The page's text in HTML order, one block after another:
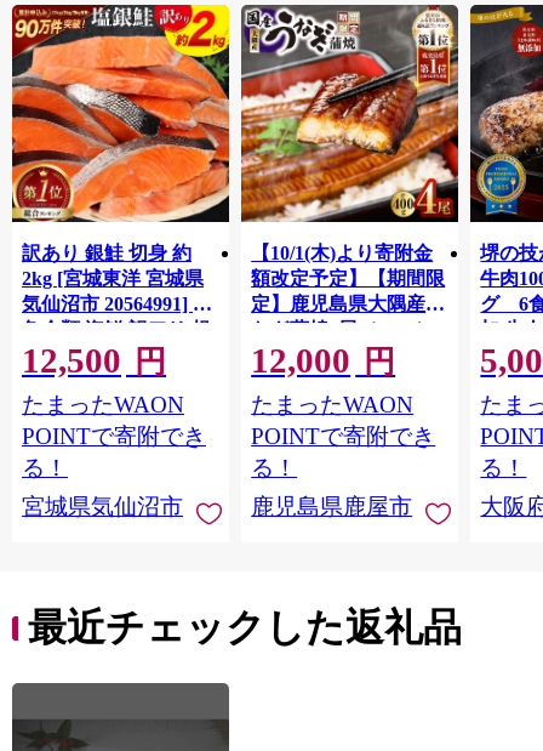
訳あり 銀鮭 切身 約
2kg [宮城東洋 宮城県
気仙沼市 20564991] 鮭
魚介類 海鮮 訳アリ 規
格外 不揃い さけ サケ
鮭切身 シャケ 切り身
冷凍 家庭用 おかず 弁
当 支援 サーモン 銀鮭
切り身 魚 わけあり
12,500 円
たまったWAON
POINTで寄附でき
る！
宮城県気仙沼市
【10/1(木)より寄附金
額改定予定】【期間限
定】鹿児島県大隅産う
なぎ蒲焼4尾（400g）
12,000 円
たまったWAON
POINTで寄附でき
る！
鹿児島県鹿屋市
堺の技
牛肉
グ 6
加 牛
ット 6
メ 温
菜 簡
すめ
取り
料 ふ
堺市】
たま
る！
大阪
最近チェックした返礼品